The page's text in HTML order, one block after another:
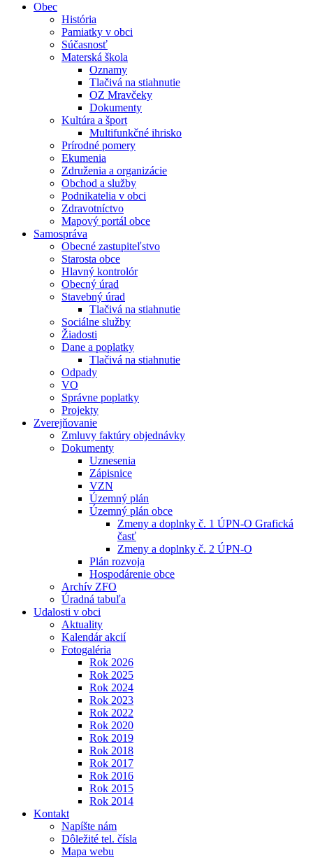
Obec
História
Pamiatky v obci
Súčasnosť
Materská škola
Oznamy
Tlačivá na stiahnutie
OZ Mravčeky
Dokumenty
Kultúra a šport
Multifunkčné ihrisko
Prírodné pomery
Ekumenia
Združenia a organizácie
Obchod a služby
Podnikatelia v obci
Zdravotníctvo
Mapový portál obce
Samospráva
Obecné zastupiteľstvo
Starosta obce
Hlavný kontrolór
Obecný úrad
Stavebný úrad
Tlačivá na stiahnutie
Sociálne služby
Žiadosti
Dane a poplatky
Tlačivá na stiahnutie
Odpady
VO
Správne poplatky
Projekty
Zverejňovanie
Zmluvy faktúry objednávky
Dokumenty
Uznesenia
Zápisnice
VZN
Územný plán
Územný plán obce
Zmeny a doplnky č. 1 ÚPN-O Grafická
časť
Zmeny a doplnky č. 2 ÚPN-O
Plán rozvoja
Hospodárenie obce
Archív ZFO
Úradná tabuľa
Udalosti v obci
Aktuality
Kalendár akcií
Fotogaléria
Rok 2026
Rok 2025
Rok 2024
Rok 2023
Rok 2022
Rok 2020
Rok 2019
Rok 2018
Rok 2017
Rok 2016
Rok 2015
Rok 2014
Kontakt
Napíšte nám
Dôležité tel. čísla
Mapa webu